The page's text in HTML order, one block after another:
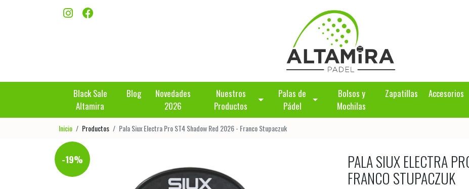
Black Sale
Altamira
Blog
Novedades
2026
Nuestros
Productos
Palas de
Pádel
Bolsos y
Mochilas
Zapatillas Accesorios
Inicio Productos Pala Siux Electra Pro ST4 Shadow Red 2026 - Franco Stupaczuk
-19%
PALA SIUX ELECTRA
FRANCO STUPACZUK